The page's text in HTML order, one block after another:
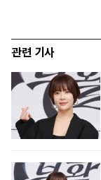
관련 기사